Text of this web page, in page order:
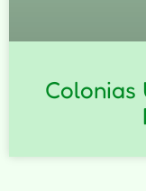
Colonias